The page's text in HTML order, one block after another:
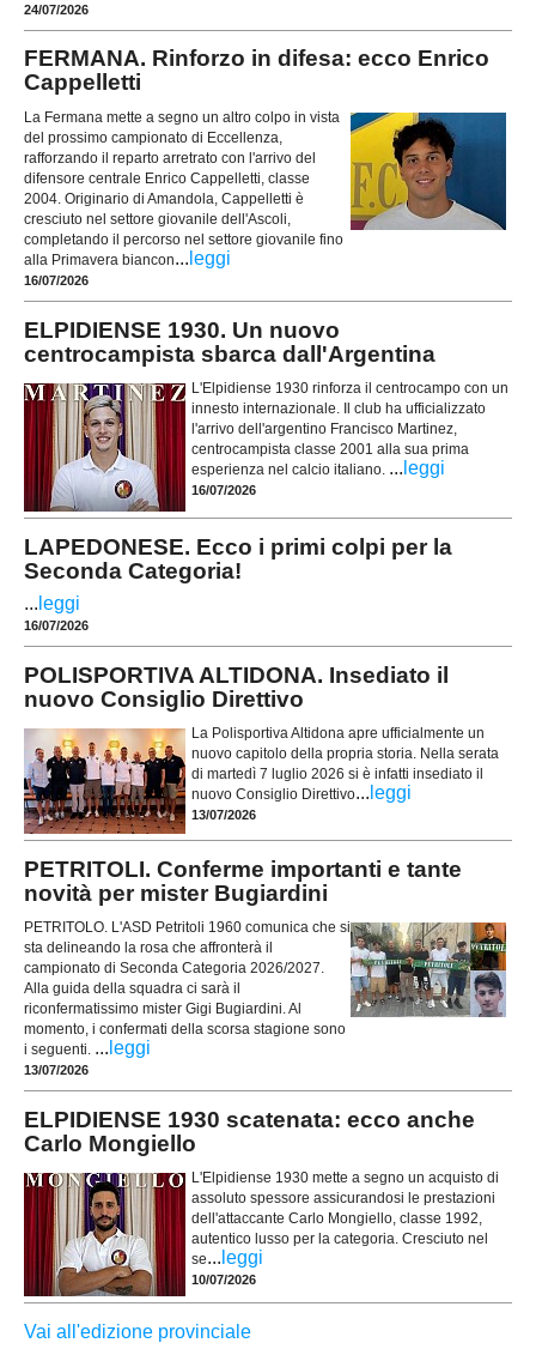
24/07/2026
FERMANA. Rinforzo in difesa: ecco Enrico
Cappelletti
La Fermana mette a segno un altro colpo in vista
del prossimo campionato di Eccellenza,
rafforzando il reparto arretrato con l'arrivo del
difensore centrale Enrico Cappelletti, classe
2004. Originario di Amandola, Cappelletti è
cresciuto nel settore giovanile dell'Ascoli,
completando il percorso nel settore giovanile fino
alla Primavera biancon... leggi
16/07/2026
ELPIDIENSE 1930. Un nuovo
centrocampista sbarca dall'Argentina
L'Elpidiense 1930 rinforza il centrocampo con un
innesto internazionale. Il club ha ufficializzato
l'arrivo dell'argentino Francisco Martinez,
centrocampista classe 2001 alla sua prima
esperienza nel calcio italiano. ... leggi
16/07/2026
LAPEDONESE. Ecco i primi colpi per la
Seconda Categoria!
... leggi
16/07/2026
POLISPORTIVA ALTIDONA. Insediato il
nuovo Consiglio Direttivo
La Polisportiva Altidona apre ufficialmente un
nuovo capitolo della propria storia. Nella serata
di martedì 7 luglio 2026 si è infatti insediato il
nuovo Consiglio Direttivo... leggi
13/07/2026
PETRITOLI. Conferme importanti e tante
novità per mister Bugiardini
PETRITOLO. L'ASD Petritoli 1960 comunica che si
sta delineando la rosa che affronterà il
campionato di Seconda Categoria 2026/2027.
Alla guida della squadra ci sarà il
riconfermatissimo mister Gigi Bugiardini. Al
momento, i confermati della scorsa stagione sono
i seguenti. ... leggi
13/07/2026
ELPIDIENSE 1930 scatenata: ecco anche
Carlo Mongiello
L'Elpidiense 1930 mette a segno un acquisto di
assoluto spessore assicurandosi le prestazioni
dell'attaccante Carlo Mongiello, classe 1992,
autentico lusso per la categoria. Cresciuto nel
se... leggi
10/07/2026
Vai all'edizione provinciale